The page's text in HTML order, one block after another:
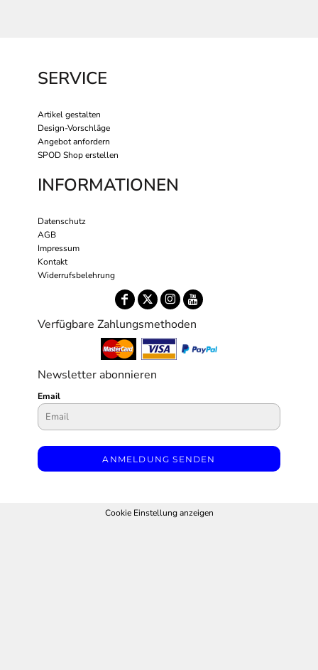
SERVICE
Artikel gestalten
Design-Vorschläge
Angebot anfordern
SPOD Shop erstellen
INFORMATIONEN
Datenschutz
AGB
Impressum
Kontakt
Widerrufsbelehrung
Verfügbare Zahlungsmethoden
Newsletter abonnieren
Email
ANMELDUNG SENDEN
Cookie Einstellung anzeigen